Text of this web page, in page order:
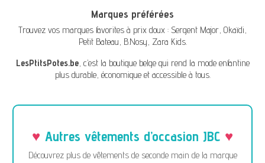
Marques préférées
Trouvez vos marques favorites à prix doux : Sergent Major, Okaïdi,
Petit Bateau, B.Nosy, Zara Kids.
LesPtitsPotes.be, c’est la boutique belge qui rend la mode enfantine
plus durable, économique et accessible à tous.
Autres vêtements d’occasion JBC
Découvrez plus de vêtements de seconde main de la marque